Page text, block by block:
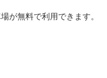
が無料で利用できます。